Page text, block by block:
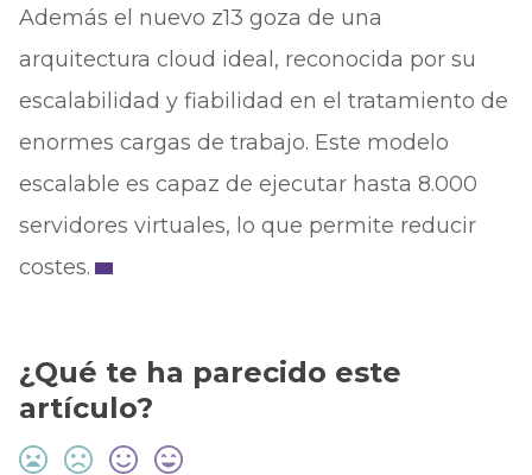
Además el nuevo z13 goza de una
arquitectura cloud ideal, reconocida por su
escalabilidad y fiabilidad en el tratamiento de
enormes cargas de trabajo. Este modelo
escalable es capaz de ejecutar hasta 8.000
servidores virtuales, lo que permite reducir
costes.
¿Qué te ha parecido este
artículo?